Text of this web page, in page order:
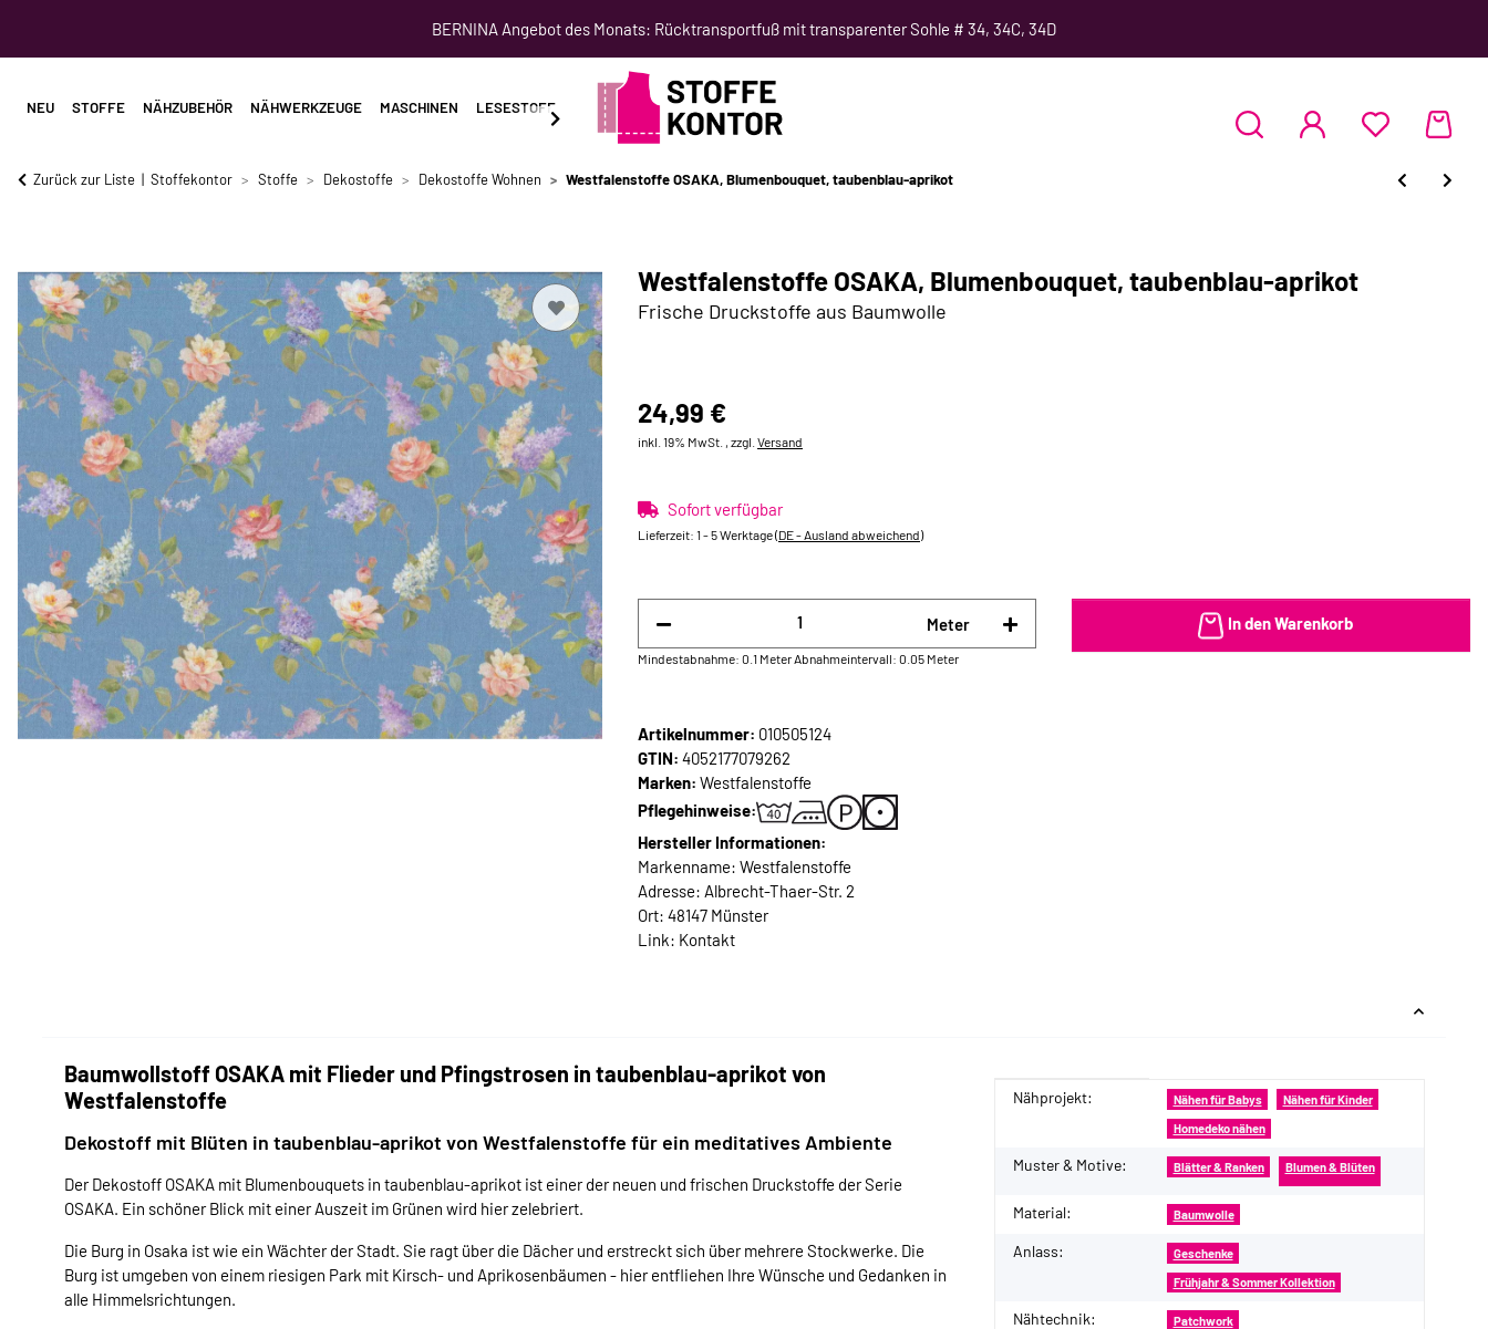
BERNINA Angebot des Monats: Rücktransportfuß mit transparenter Sohle # 34, 34C, 34D
NEU STOFFE NÄHZUBEHÖR NÄHWERKZEUGE MASCHINEN LESESTOFF SCHNITTMUSTER NÄHKURSE
Zurück zur Liste Stoffekontor Stoffe Dekostoffe Dekostoffe Wohnen Westfalenstoffe OSAKA, Blumenbouquet, taubenblau-aprikot
Westfalenstoffe OSAKA, Blumenbouquet, taubenblau-aprikot
Frische Druckstoffe aus Baumwolle
24,99 €
inkl. 19% MwSt. , zzgl. Versand
Sofort verfügbar
Lieferzeit: 1 - 5 Werktage(DE - Ausland abweichend)
Meter
Mindestabnahme: 0.1 MeterAbnahmeintervall: 0.05 Meter
In den Warenkorb
Artikelnummer: 010505124
GTIN: 4052177079262
Marken: Westfalenstoffe
Pflegehinweise:
Hersteller Informationen:
Markenname: Westfalenstoffe
Adresse: Albrecht-Thaer-Str. 2
Ort: 48147 Münster
Link: Kontakt
Baumwollstoff OSAKA mit Flieder und Pfingstrosen in taubenblau-aprikot von
Westfalenstoffe
Dekostoff mit Blüten in taubenblau-aprikot von Westfalenstoffe für ein meditatives Ambiente
Der Dekostoff OSAKA mit Blumenbouquets in taubenblau-aprikot ist einer der neuen und frischen Druckstoffe der Serie
OSAKA. Ein schöner Blick mit einer Auszeit im Grünen wird hier zelebriert.
Die Burg in Osaka ist wie ein Wächter der Stadt. Sie ragt über die Dächer und erstreckt sich über mehrere Stockwerke. Die
Burg ist umgeben von einem riesigen Park mit Kirsch- und Aprikosenbäumen - hier entfliehen Ihre Wünsche und Gedanken in
alle Himmelsrichtungen.
Produkteigenschaft
Wert
Nähprojekt: Nähen für Babys Nähen für Kinder
Homedeko nähen
Muster & Motive: Blätter & Ranken Blumen & Blüten
Material: Baumwolle
Anlass: Geschenke
Frühjahr & Sommer Kollektion
Nähtechnik: Patchwork